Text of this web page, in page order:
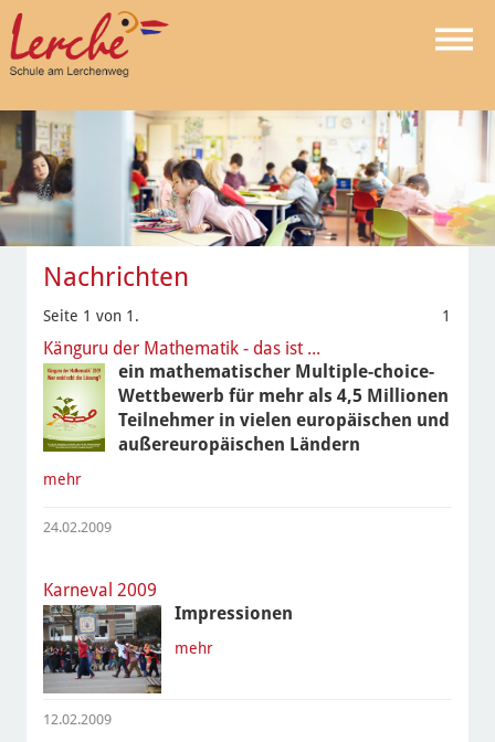
Nachrichten
Seite 1 von 1. 1
Känguru der Mathematik - das ist ...
ein mathematischer Multiple-choice-
Wettbewerb für mehr als 4,5 Millionen
Teilnehmer in vielen europäischen und
außereuropäischen Ländern
mehr
24.02.2009
Karneval 2009
Impressionen
mehr
12.02.2009